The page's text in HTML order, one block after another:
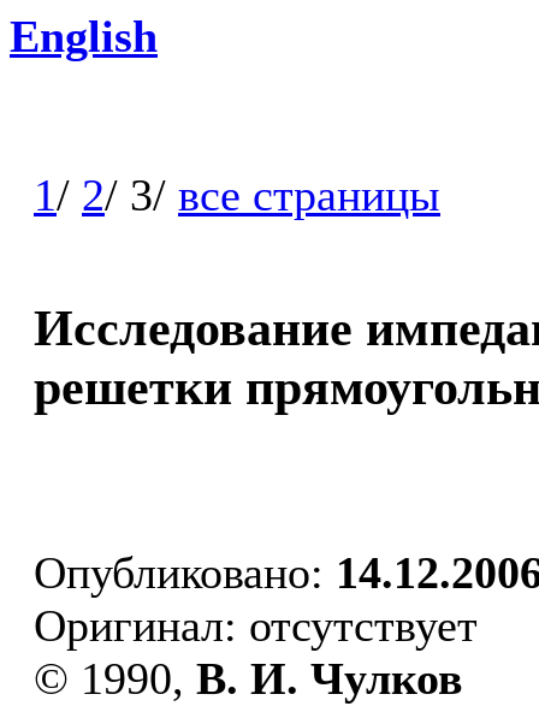
English
1/ 2/ 3/ все страницы
Исследование
решетки
Опубликовано:
Оригинал: отсутствует
© 1990, В. И. Чулков